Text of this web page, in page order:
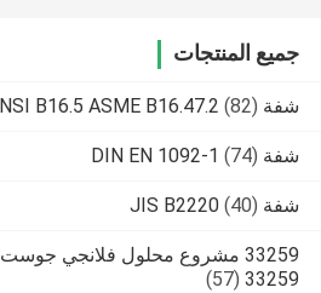
جميع المنتجات
شفة ANSI B16.5 ASME B16.47.2 (82)
شفة DIN EN 1092-1 (74)
شفة JIS B2220 (40)
33259 مشروع محلول فلانجي جوست
33259
(57)